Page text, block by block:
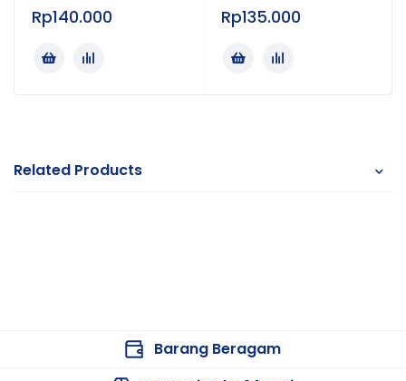
(3.0V DC).
Berat: Sekitar 69 gr.
1x Connection Ring
Rp140.000 Rp135.000
Related Products
Barang Beragam